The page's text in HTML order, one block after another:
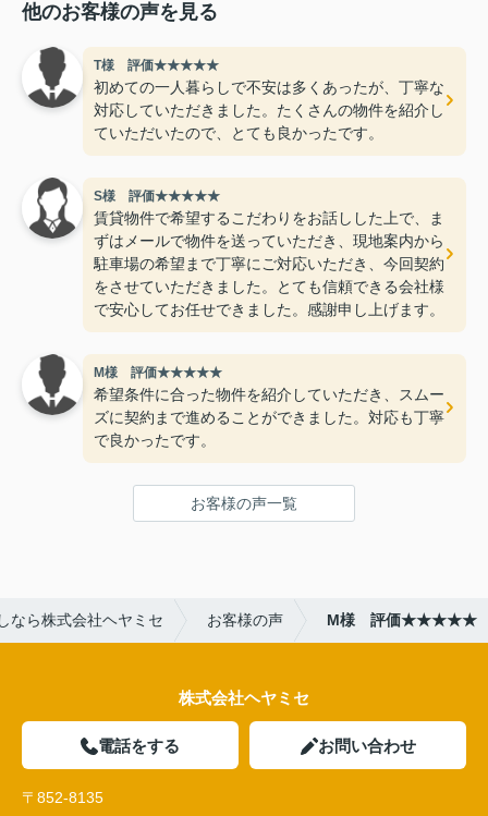
他のお客様の声を見る
T様 評価★★★★★
初めての一人暮らしで不安は多くあったが、丁寧な
対応していただきました。たくさんの物件を紹介し
ていただいたので、とても良かったです。
S様 評価★★★★★
賃貸物件で希望するこだわりをお話しした上で、ま
ずはメールで物件を送っていただき、現地案内から
駐車場の希望まで丁寧にご対応いただき、今回契約
をさせていただきました。とても信頼できる会社様
で安心してお任せできました。感謝申し上げます。
M様 評価★★★★★
希望条件に合った物件を紹介していただき、スムー
ズに契約まで進めることができました。対応も丁寧
で良かったです。
お客様の声一覧
なら株式会社ヘヤミセ お客様の声 M様 評価★★★★★
株式会社ヘヤミセ
電話をする お問い合わせ
〒852-8135